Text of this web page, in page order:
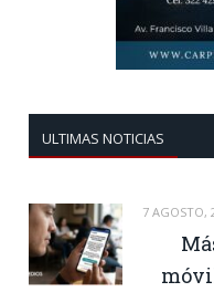
ULTIMAS NOTICIAS
7 AGOSTO,